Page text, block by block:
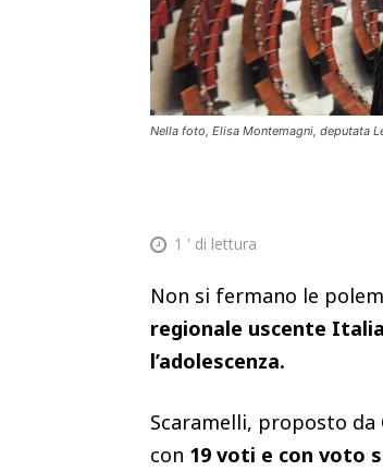
Nella foto, Elisa Montemagni, deputata
1 ' di lettura
Non si fermano le
regionale uscente
l’adolescenza.
Scaramelli, proposto
con 19 voti e con voto